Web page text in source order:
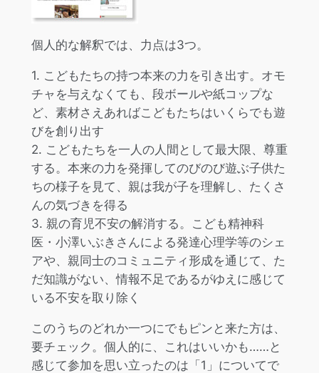
個人的な解釈では、力点は3つ。
1. こどもたちの持つ本来の力を引き出す。オモ
チャを与えなくても、段ボールや紙コップな
ど、素材さえあればこどもたちはいくらでも遊
びを創り出す
2. こどもたちを一人の人間として最大限、尊重
する。本来の力を発揮してのびのび遊ぶ子供た
ちの様子を見て、親は我が子を理解し、たくさ
んの気づきを得る
3. 親の育児不安の解消する。こども精神科
医・小澤いぶきさんによる発達心理学等のシェ
アや、親同士のコミュニティ形成を通じて、た
だ知識がない、情報不足であるがゆえに感じて
いる不安を取り除く
このうちのどれか一つにでもピンと来た方は、
要チェック。個人的に、これはいいかも……と
感じて参加を思い立ったのは「1」についてで